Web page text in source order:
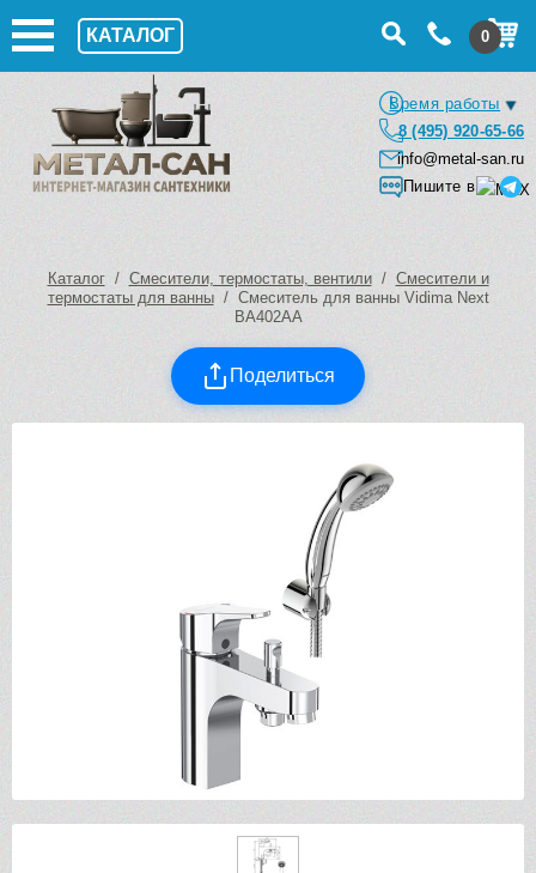
КАТАЛОГ 0
Время работы
8 (495) 920-65-66
info@metal-san.ru
Пишите в
Каталог/ Смесители, термостаты, вентили/ Смесители и
термостаты для ванны/ Смеситель для ванны Vidima Next
BA402AA
Поделиться